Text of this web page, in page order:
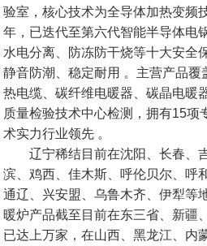
验室，核心技术为全导体加热变频
年，已迭代至第六代智能半导体电
水电分离、防冻防干烧等十大安全
静音防潮、稳定耐用 。主营产品
热电缆、碳纤维电暖器、碳晶电暖
质量检验技术中心检测，拥有15项
术实力行业领先 。
辽宁稀结目前在沈阳、长春、
滨、鸡西、佳木斯、呼伦贝尔、呼
通辽、兴安盟、乌鲁木齐、伊犁等
暖炉产品截至目前在东三省、新疆
已达上万家，在山西、黑龙江、内